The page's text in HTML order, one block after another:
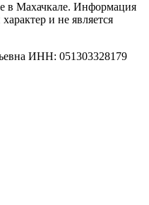
в Махачкале. Информация
и не является
ИНН: 051303328179